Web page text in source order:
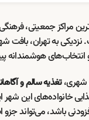
مراکز جمعیتی،
نزدیکی به تهران، بافت
هوشمندانه
شهری،تغذیه سالم و
این شهر
باشد، می‌تواند